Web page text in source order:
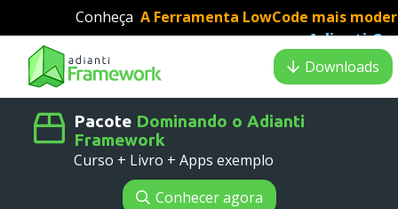
Conheça A Ferramenta LowCode mais
desenvolvimento PHP:Adianti
Downloads
Pacote Dominando o Adianti
Framework
Curso + Livro + Apps exemplo
Conhecer agora
Search results